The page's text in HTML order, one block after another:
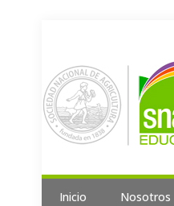
Inicio Nosotros